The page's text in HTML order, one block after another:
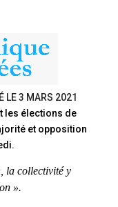
LE3 MARS 2021
les élections de
et opposition
la collectivité y
».